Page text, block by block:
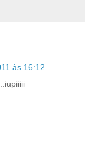
às 16:12